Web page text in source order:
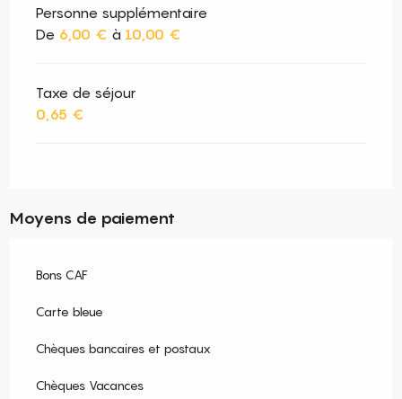
Personne supplémentaire
De 6,00 € à 10,00 €
Taxe de séjour
0,65 €
Moyens de paiement
Bons CAF
Carte bleue
Chèques bancaires et postaux
Chèques Vacances